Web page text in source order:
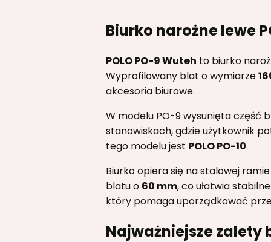
Biurko narożne lewe
POLO PO-9 Wuteh to biurko
Wyprofilowany blat o wymiarze
akcesoria biurowe.
W modelu PO-9 wysunięta część
stanowiskach, gdzie użytkownik
tego modelu jest POLO PO-10.
Biurko opiera się na stalowej
blatu o 60 mm, co ułatwia
który pomaga uporządkować
Najważniejsze zalety